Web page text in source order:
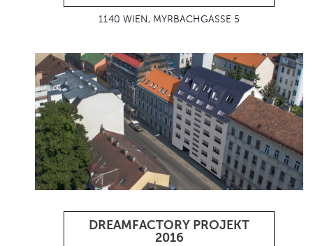
1140 WIEN, MYRBACHGASSE 5
DREAMFACTORY PROJEKT
2016